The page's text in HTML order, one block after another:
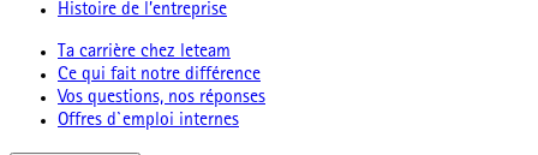
Histoire de l’entreprise
Ta carrière chez leteam
Ce qui fait notre différence
Vos questions, nos réponses
Offres d`emploi internes